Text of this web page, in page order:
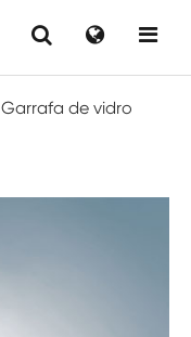
Garrafa de vidro